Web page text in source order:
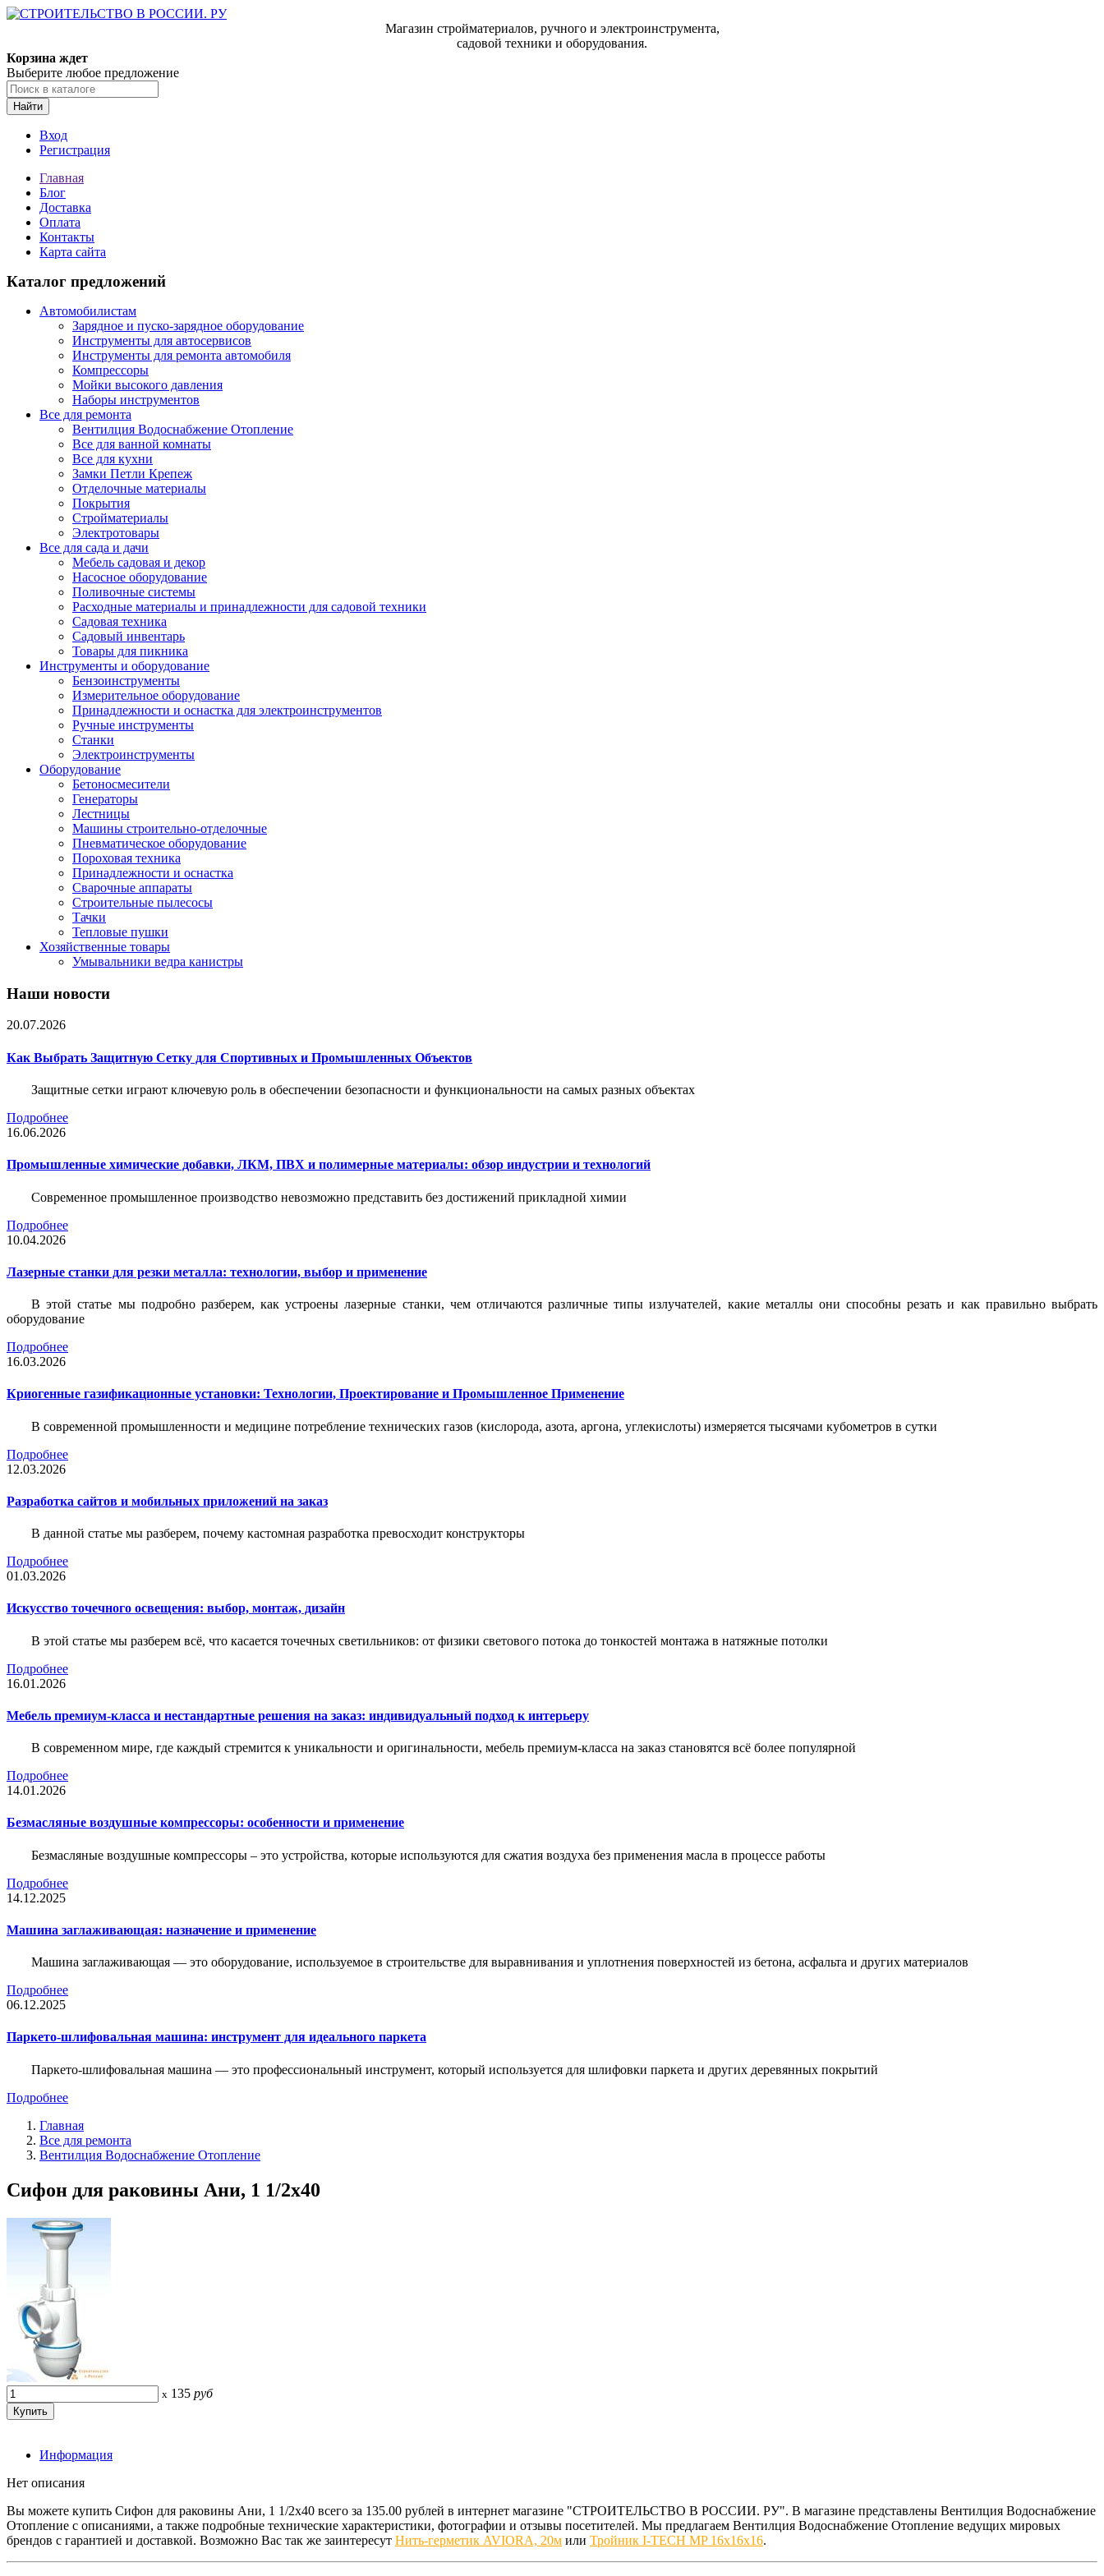
Магазин стройматериалов, ручного и электроинструмента,
садовой техники и оборудования.
Корзина ждет
Выберите любое предложение
Найти
Вход
Регистрация
Главная
Блог
Доставка
Оплата
Контакты
Карта сайта
Каталог предложений
Автомобилистам
Зарядное и пуско-зарядное оборудование
Инструменты для автосервисов
Инструменты для ремонта автомобиля
Компрессоры
Мойки высокого давления
Наборы инструментов
Все для ремонта
Вентилция Водоснабжение Отопление
Все для ванной комнаты
Все для кухни
Замки Петли Крепеж
Отделочные материалы
Покрытия
Стройматериалы
Электротовары
Все для сада и дачи
Мебель садовая и декор
Насосное оборудование
Поливочные системы
Расходные материалы и принадлежности для садовой техники
Садовая техника
Садовый инвентарь
Товары для пикника
Инструменты и оборудование
Бензоинструменты
Измерительное оборудование
Принадлежности и оснастка для электроинструментов
Ручные инструменты
Станки
Электроинструменты
Оборудование
Бетоносмесители
Генераторы
Лестницы
Машины строительно-отделочные
Пневматическое оборудование
Пороховая техника
Принадлежности и оснастка
Сварочные аппараты
Строительные пылесосы
Тачки
Тепловые пушки
Хозяйственные товары
Умывальники ведра канистры
Наши новости
20.07.2026
Как Выбрать Защитную Сетку для Спортивных и Промышленных Объектов
Защитные сетки играют ключевую роль в обеспечении безопасности и функциональности на самых разных объектах
Подробнее
16.06.2026
Промышленные химические добавки, ЛКМ, ПВХ и полимерные материалы: обзор индустрии и технологий
Современное промышленное производство невозможно представить без достижений прикладной химии
Подробнее
10.04.2026
Лазерные станки для резки металла: технологии, выбор и применение
В этой статье мы подробно разберем, как устроены лазерные станки, чем отличаются различные типы излучателей, какие металлы они способны резать и как правильно выбрать
оборудование
Подробнее
16.03.2026
Криогенные газификационные установки: Технологии, Проектирование и Промышленное Применение
В современной промышленности и медицине потребление технических газов (кислорода, азота, аргона, углекислоты) измеряется тысячами кубометров в сутки
Подробнее
12.03.2026
Разработка сайтов и мобильных приложений на заказ
В данной статье мы разберем, почему кастомная разработка превосходит конструкторы
Подробнее
01.03.2026
Искусство точечного освещения: выбор, монтаж, дизайн
В этой статье мы разберем всё, что касается точечных светильников: от физики светового потока до тонкостей монтажа в натяжные потолки
Подробнее
16.01.2026
Мебель премиум-класса и нестандартные решения на заказ: индивидуальный подход к интерьеру
В современном мире, где каждый стремится к уникальности и оригинальности, мебель премиум-класса на заказ становятся всё более популярной
Подробнее
14.01.2026
Безмасляные воздушные компрессоры: особенности и применение
Безмасляные воздушные компрессоры – это устройства, которые используются для сжатия воздуха без применения масла в процессе работы
Подробнее
14.12.2025
Машина заглаживающая: назначение и применение
Машина заглаживающая — это оборудование, используемое в строительстве для выравнивания и уплотнения поверхностей из бетона, асфальта и других материалов
Подробнее
06.12.2025
Паркето-шлифовальная машина: инструмент для идеального паркета
Паркето-шлифовальная машина — это профессиональный инструмент, который используется для шлифовки паркета и других деревянных покрытий
Подробнее
Главная
Все для ремонта
Вентилция Водоснабжение Отопление
Сифон для раковины Ани, 1 1/2х40
x 135 руб
Информация
Нет описания
Вы можете купить Сифон для раковины Ани, 1 1/2х40 всего за 135.00 рублей в интернет магазине "СТРОИТЕЛЬСТВО В РОССИИ. РУ". В магазине представлены Вентилция Водоснабжение
Отопление с описаниями, а также подробные технические характеристики, фотографии и отзывы посетителей. Мы предлагаем Вентилция Водоснабжение Отопление ведущих мировых
брендов с гарантией и доставкой. Возможно Вас так же заинтересут Нить-герметик AVIORA, 20м или Тройник I-TECH MP 16x16x16.